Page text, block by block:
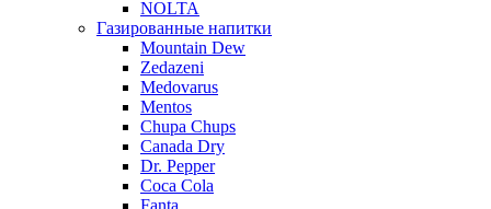
NOLTA
Газированные напитки
Mountain Dew
Zedazeni
Medovarus
Mentos
Chupa Chups
Canada Dry
Dr. Pepper
Coca Cola
Fanta